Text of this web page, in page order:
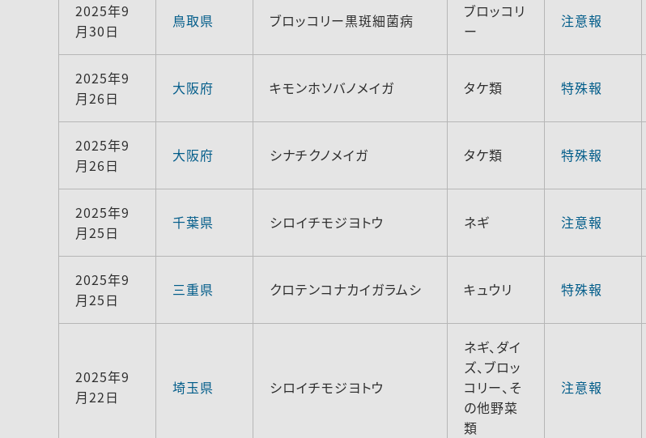
2025年9
月30日
鳥取県 ブロッコリー黒斑細菌病
ブロッコリ
ー
注意報
2025年9
月26日
大阪府 キモンホソバノメイガ タケ類 特殊報
2025年9
月26日
大阪府 シナチクノメイガ タケ類 特殊報
2025年9
月25日
千葉県 シロイチモジヨトウ ネギ 注意報
2025年9
月25日
三重県 クロテンコナカイガラムシ キュウリ 特殊報
2025年9
月22日
埼玉県 シロイチモジヨトウ
ネギ、ダイ
ズ、ブロッ
コリー、そ
の他野菜
類
注意報